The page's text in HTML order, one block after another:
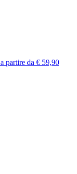
a partire da € 59,90